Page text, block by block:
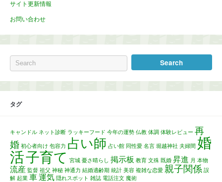
サイト更新情報
お問い合わせ
タグ
キャンドル ネット診断 ラッキーフード 今年の運勢 仏教 体調 体験レビュー 再
婚 初心者向け 包容力 占い師 占い館 同性愛 名言 堀越神社 夫婦間 婚
活子育て 宮城 憂さ晴らし 掲示板 教育 文殊 既婚 昇進 月 本物
流産 監督 祖父 神秘 神通力 結婚適齢期 統計 美容 複雑な恋愛 親子関係 誤
解 起業 車運気 隠れスポット 雑誌 電話注文 魔術